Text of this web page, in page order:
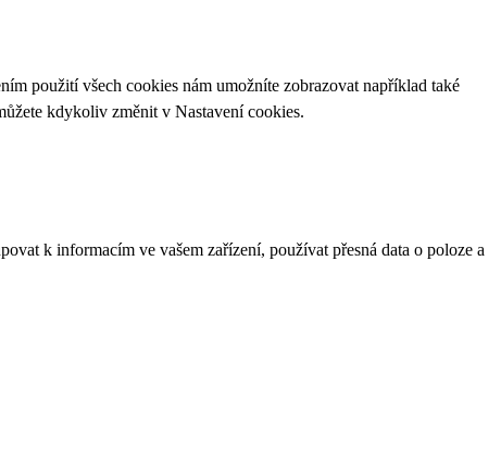
použití všech cookies nám umožníte zobrazovat například také
kdykoliv změnit v Nastavení cookies.
k informacím ve vašem zařízení, používat přesná data o poloze a